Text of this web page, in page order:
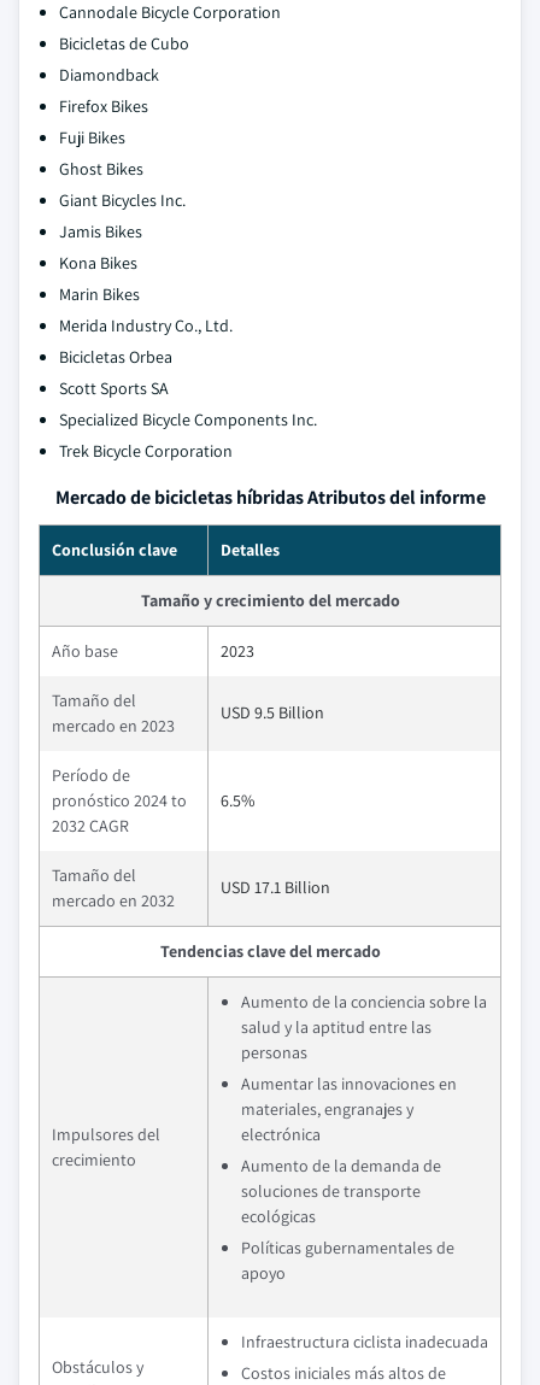
Cannodale Bicycle Corporation
Bicicletas de Cubo
Diamondback
Firefox Bikes
Fuji Bikes
Ghost Bikes
Giant Bicycles Inc.
Jamis Bikes
Kona Bikes
Marin Bikes
Merida Industry Co., Ltd.
Bicicletas Orbea
Scott Sports SA
Specialized Bicycle Components Inc.
Trek Bicycle Corporation
Mercado de bicicletas híbridas Atributos del informe
Conclusión clave Detalles
Tamaño y crecimiento del mercado
Año base 2023
Tamaño del
mercado en 2023
USD 9.5 Billion
Período de
pronóstico 2024 to
2032 CAGR
6.5%
Tamaño del
mercado en 2032
USD 17.1 Billion
Tendencias clave del mercado
Impulsores del
crecimiento
Aumento de la conciencia sobre la
salud y la aptitud entre las
personas
Aumentar las innovaciones en
materiales, engranajes y
electrónica
Aumento de la demanda de
soluciones de transporte
ecológicas
Políticas gubernamentales de
apoyo
Obstáculos y
Infraestructura ciclista inadecuada
Costos iniciales más altos de